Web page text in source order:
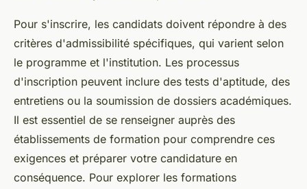
Pour s'inscrire, les candidats doivent répondre à des
critères d'admissibilité spécifiques, qui varient selon
le programme et l'institution. Les processus
d'inscription peuvent inclure des tests d'aptitude, des
entretiens ou la soumission de dossiers académiques.
Il est essentiel de se renseigner auprès des
établissements de formation pour comprendre ces
exigences et préparer votre candidature en
conséquence. Pour explorer les formations